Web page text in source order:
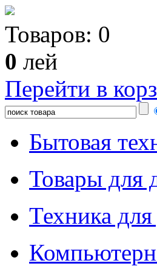
Товаров: 0
0 лей
Перейти в
Бытовая
Товары для
Техника